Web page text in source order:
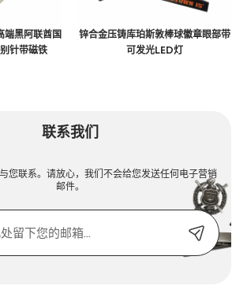
端黑阿联酋国
针带磁铁
锌合金压铸库珀斯敦棒球徽章眼部带
可发光LED灯
联系我们
您联系。请放心，我们不会给您发送任何电子营销
邮件。